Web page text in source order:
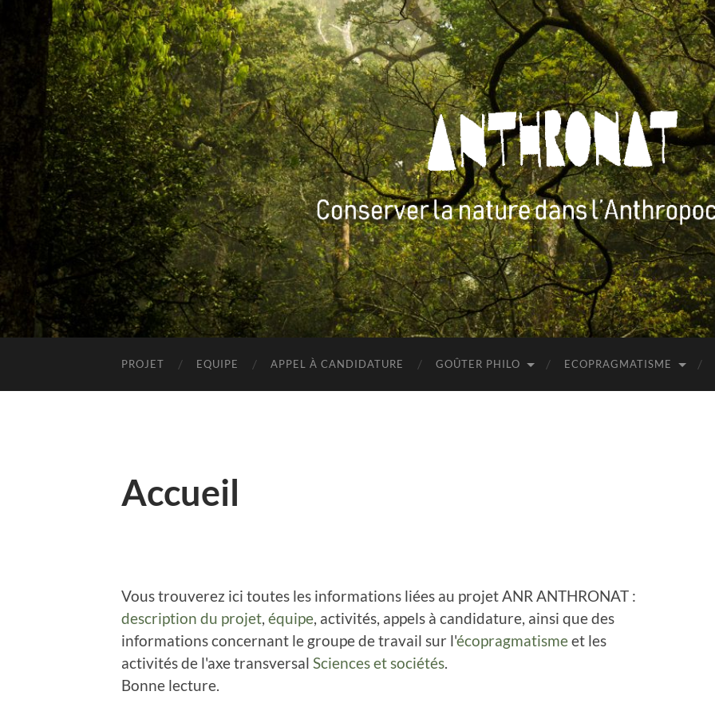
ANTHRONAT
PROJET EQUIPE APPEL À CANDIDATURE GOÛTER PHILO ECOPRAGMATISME
Accueil
Vous trouverez ici toutes les informations liées au projet ANR ANTHRONAT :
description du projet, équipe, activités, appels à candidature, ainsi que des
informations concernant le groupe de travail sur l'écopragmatismeet les
activités de l'axe transversal Sciences et sociétés.
Bonne lecture.